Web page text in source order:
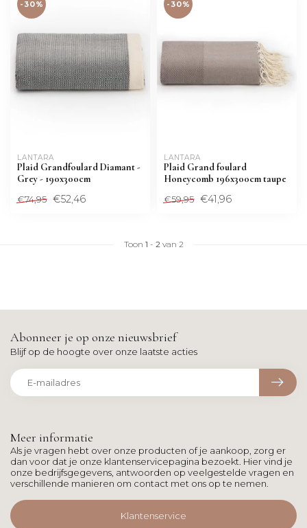
-30%
LANTARA
Plaid Grandfoulard Diamant -
Grey - 190x300cm
€74,95 €52,46
-30%
LANTARA
Plaid Grand foulard
Honeycomb 196x300cm taupe
€59,95 €41,96
Toon 1 - 2van 2
Meer informatie
Als je vragen hebt over onze producten of je aankoop, zorg er
dan voor dat je onze klantenservicepagina bezoekt. Hier vind je
onze bedrijfsgegevens, antwoorden op veelgestelde vragen en
verschillende manieren om contact met ons op te nemen.
Klantenservice
Abonneer je op onze nieuwsbrief
Blijf op de hoogte over onze laatste acties